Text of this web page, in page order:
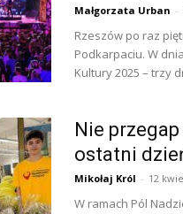
Małgorzata Urban -
Rzeszów po raz
Podkarpaciu. W
Kultury 2025 – trzy
Nie
ostatni
Mikołaj Król - 12
W ramach Pól